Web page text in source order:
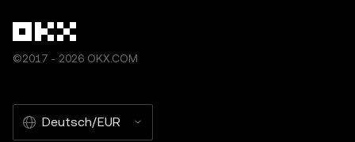
©2017 - 2026 OKX.COM
Deutsch/EUR